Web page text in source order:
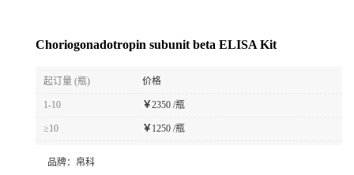
Choriogonadotropin subunit beta ELISA Kit
起订量 (瓶) 价格
1-10 ￥2350 /瓶
≥10 ￥ 1250 /瓶
品牌： 帛科